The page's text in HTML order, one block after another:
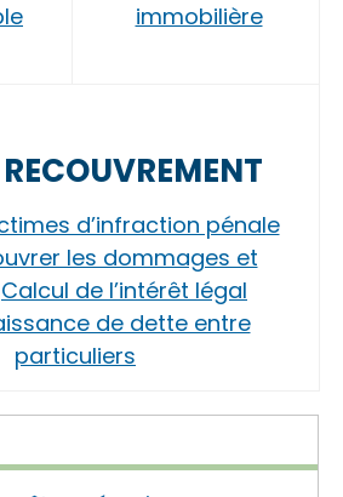
immobilière
d’infraction pénale
les dommages et
Calcul de l’intérêt légal
de dette entre
particuliers